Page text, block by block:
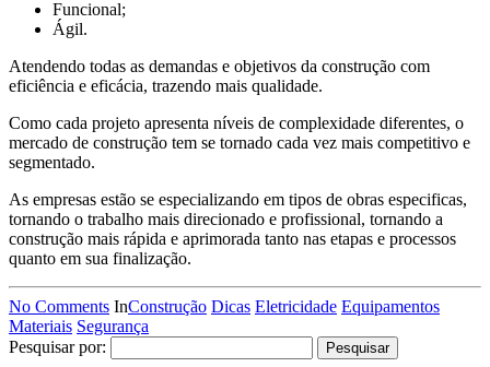
Funcional;
Ágil.
Atendendo todas as demandas e objetivos da construção com
eficiência e eficácia, trazendo mais qualidade.
Como cada projeto apresenta níveis de complexidade diferentes, o
mercado de construção tem se tornado cada vez mais competitivo e
segmentado.
As empresas estão se especializando em tipos de obras especificas,
tornando o trabalho mais direcionado e profissional, tornando a
construção mais rápida e aprimorada tanto nas etapas e processos
quanto em sua finalização.
No Comments InConstrução Dicas Eletricidade Equipamentos
Materiais Segurança
Pesquisar por: